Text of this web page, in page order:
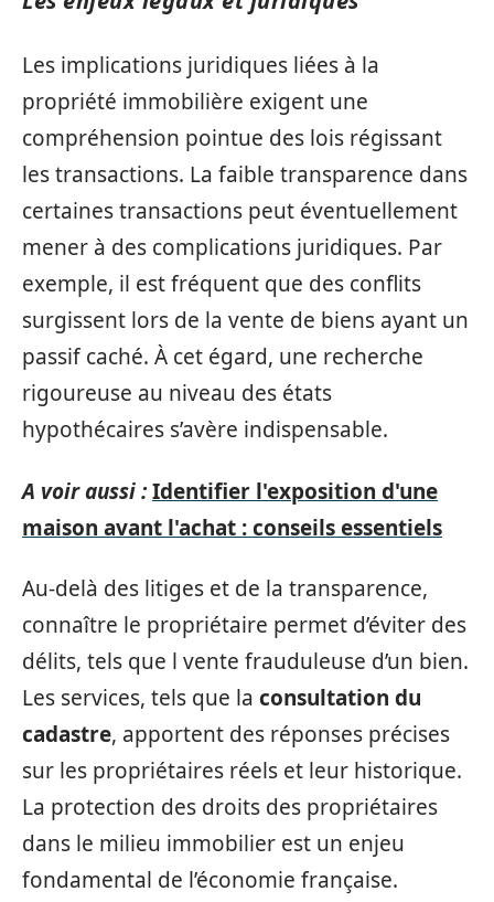
Les implications juridiques liées à la
propriété immobilière exigent une
compréhension pointue des lois régissant
les transactions. La faible transparence dans
certaines transactions peut éventuellement
mener à des complications juridiques. Par
exemple, il est fréquent que des conflits
surgissent lors de la vente de biens ayant un
passif caché. À cet égard, une recherche
rigoureuse au niveau des états
hypothécaires s’avère indispensable.
A voir aussi :Identifier l'exposition d'une
maison avant l'achat : conseils essentiels
Au-delà des litiges et de la transparence,
connaître le propriétaire permet d’éviter des
délits, tels que l vente frauduleuse d’un bien.
Les services, tels que la consultation du
cadastre, apportent des réponses précises
sur les propriétaires réels et leur historique.
La protection des droits des propriétaires
dans le milieu immobilier est un enjeu
fondamental de l’économie française.